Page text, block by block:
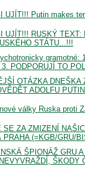
UJÍT!!! Putin makes
UJÍT!!! RUSKÝ
STÁTU...!!!
gramotné:
PODPORUJÍ TO
OTÁZKA
ADOLFU
války Ruska proti
SE ZA ZMIZENÍ
PRAHA (=KGB/GRU/
ŠPIONÁŽ GRU
ŠKODY